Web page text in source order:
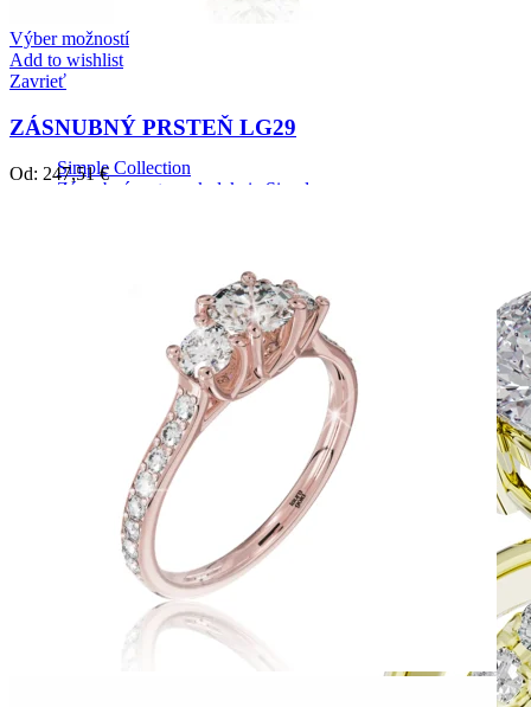
Simple Collection
Zásnubné prstne z kolekcie Simple.
Výber možností
Add to wishlist
Zavrieť
ZÁSNUBNÝ PRSTEŇ LG29
Od: 247,51€